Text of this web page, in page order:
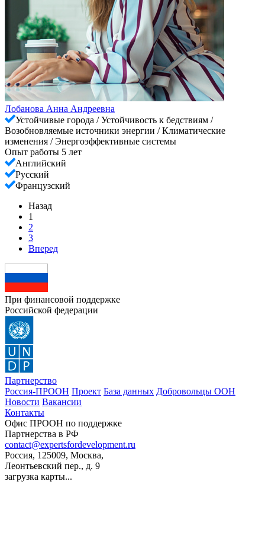
Лобанова Анна Андреевна
Устойчивые города / Устойчивость к бедствиям /
Возобновляемые источники энергии / Климатические
изменения / Энергоэффективные системы
Опыт работы 5 лет
Английский
Русский
Французский
Назад
1
2
3
Вперед
При финансовой поддержке
Российской федерации
Партнерство
Россия-ПРООН Проект База данных Добровольцы ООН
Новости Вакансии
Контакты
Офис ПРООН по поддержке
Партнерства в РФ
contact@expertsfordevelopment.ru
Россия, 125009, Москва,
Леонтьевский пер., д. 9
загрузка карты...